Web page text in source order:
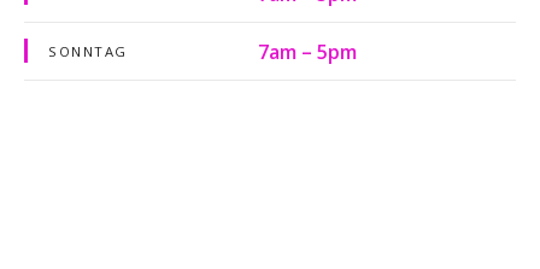
SONNTAG 7am – 5pm